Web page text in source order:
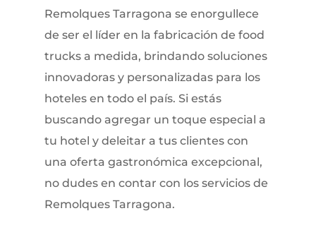
Remolques Tarragona se enorgullece
de ser el líder en la fabricación de food
trucks a medida, brindando soluciones
innovadoras y personalizadas para los
hoteles en todo el país. Si estás
buscando agregar un toque especial a
tu hotel y deleitar a tus clientes con
una oferta gastronómica excepcional,
no dudes en contar con los servicios de
Remolques Tarragona.